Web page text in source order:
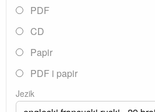
PDF
CD
Papir
PDF i papir
Jezik